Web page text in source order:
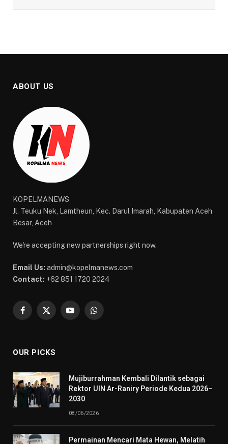
ABOUT US
KOPELMANEWS
Jl. Teuku Nek, Lamtheun, Kec. Darul Imarah, Kabupaten Aceh
Besar, Aceh
We're accepting new partnerships right now.
Email Us: admin@kopelmanews.com
Contact: +62 851 1720 2024
Facebook
X
YouTubeWhatsApp
OUR PICKS
Mujiburrahman Kembali Dilantik sebagai
Rektor UIN Ar-Raniry Periode Kedua 2026–
2030
08/06/2026
Permainan Mencari Mata Hewan, Melatih